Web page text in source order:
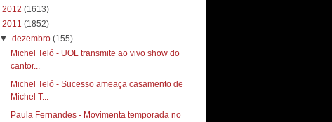
2012 (1613)
2011 (1852)
▼dezembro(155)
Michel Teló - UOL transmite ao vivo show do
cantor...
Michel Teló - Sucesso ameaça casamento de
Michel T...
Paula Fernandes - Movimenta temporada no